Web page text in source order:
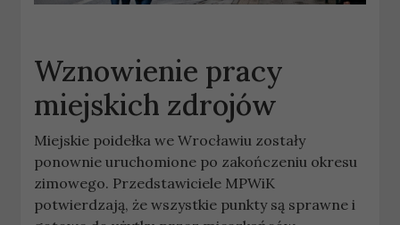
Wznowienie pracy
miejskich zdrojów
Miejskie poidełka we Wrocławiu zostały
ponownie uruchomione po zakończeniu okresu
zimowego. Przedstawiciele MPWiK
potwierdzają, że wszystkie punkty są sprawne i